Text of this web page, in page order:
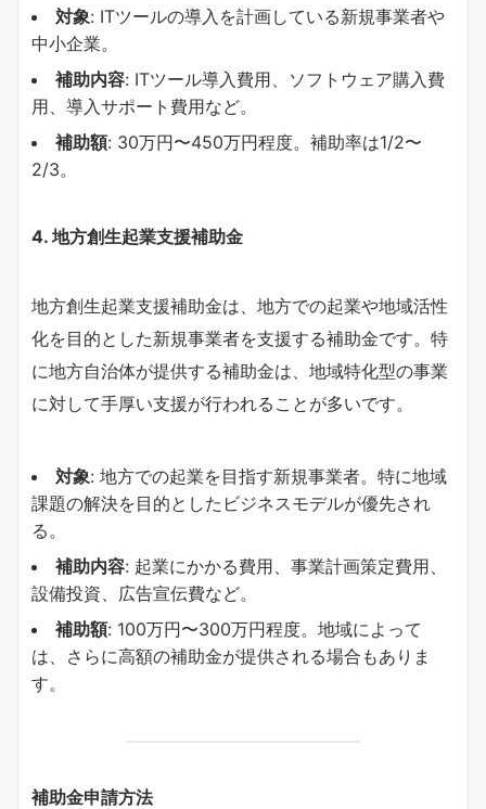
対象: ITツールの導入を計画している新規事業者や
中小企業。
補助内容: ITツール導入費用、ソフトウェア購入費
用、導入サポート費用など。
補助額: 30万円〜450万円程度。補助率は1/2〜
2/3。
4. 地方創生起業支援補助金
地方創生起業支援補助金は、地方での起業や地域活性
化を目的とした新規事業者を支援する補助金です。特
に地方自治体が提供する補助金は、地域特化型の事業
に対して手厚い支援が行われることが多いです。
対象: 地方での起業を目指す新規事業者。特に地域
課題の解決を目的としたビジネスモデルが優先され
る。
補助内容: 起業にかかる費用、事業計画策定費用、
設備投資、広告宣伝費など。
補助額: 100万円〜300万円程度。地域によって
は、さらに高額の補助金が提供される場合もありま
す。
補助金申請方法